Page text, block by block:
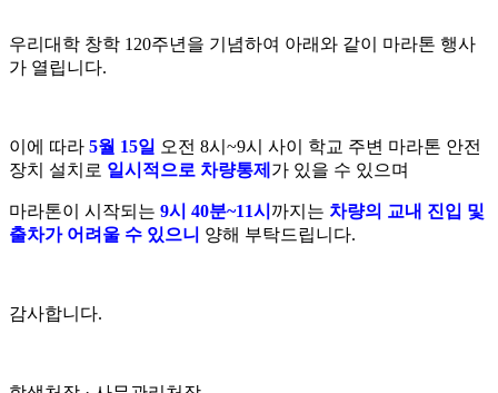
우리대학 창학 120주년을 기념하여 아래와 같이 마라톤 행사
가 열립니다.
이에 따라 5월 15일 오전 8시~9시 사이 학교 주변 마라톤 안전
장치 설치로 일시적으로 차량통제 가 있을 수 있으며
마라톤이 시작되는 9시 40분~11시 까지는 차량의 교내 진입 및
출차가 어려울 수 있으니 양해 부탁드립니다.
감사합니다.